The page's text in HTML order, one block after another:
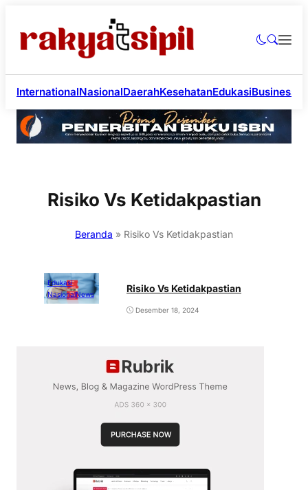
InternationalNasionalDaerahKesehatanEdukasiBusiness
Risiko Vs Ketidakpastian
Beranda » Risiko Vs Ketidakpastian
Edukasi
NasionalNews
Risiko Vs Ketidakpastian
Desember 18, 2024